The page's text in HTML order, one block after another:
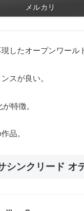
メルカリ
したオープンワール
スが良い。
特徴。
品。
シンクリード オ